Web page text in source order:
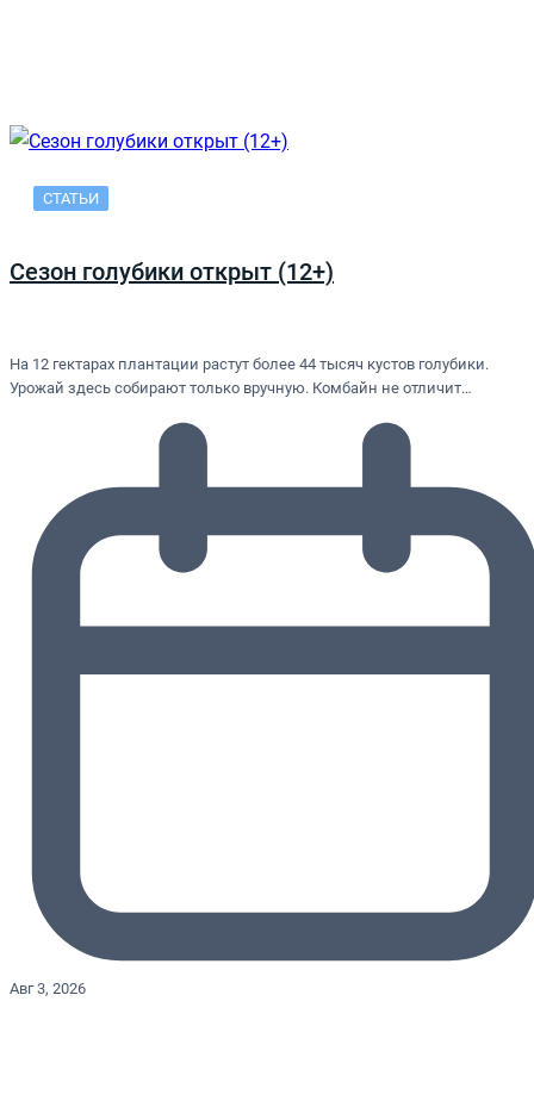
СТАТЬИ
Сезон голубики открыт (12+)
На 12 гектарах плантации растут более 44 тысяч кустов голубики.
Урожай здесь собирают только вручную. Комбайн не отличит…
Авг 3, 2026